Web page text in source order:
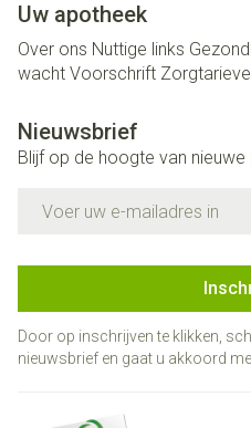
Uw apotheek
Over ons Nuttige links
wacht Voorschrift
Nieuwsbrief
Blijf op de hoogte van
Door op inschrijven te klikken,
nieuwsbrief en gaat u akkoord